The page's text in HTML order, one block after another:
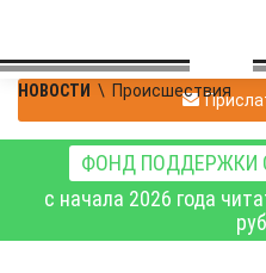
НОВОСТИ \ Происшествия
ФОНД ПОДДЕРЖКИ
с начала 2026 года